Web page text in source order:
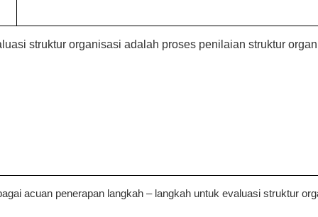
struktur organisasi adalah proses penilaian struktur
acuan penerapan langkah – langkah untuk evaluasi struktur